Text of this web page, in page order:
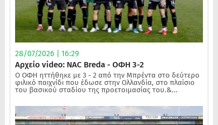
28/07/2026 | 16:29
Αρχείο video: NAC Breda - ΟΦΗ 3-2
Ο ΟΦΗ ηττήθηκε με 3 - 2 από την Μπρέντα στο δεύτερο
φιλικό παιχνίδι που έδωσε στην Ολλανδία, στο πλαίσιο
του βασικού σταδίου της προετοιμασίας του.&...